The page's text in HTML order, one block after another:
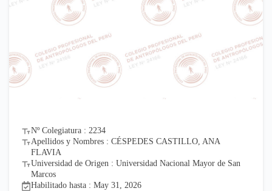
Nº Colegiatura : 2234
Apellidos y Nombres : CÉSPEDES CASTILLO, ANA
FLAVIA
Universidad de Origen : Universidad Nacional Mayor de San
Marcos
Habilitado hasta : May 31, 2026